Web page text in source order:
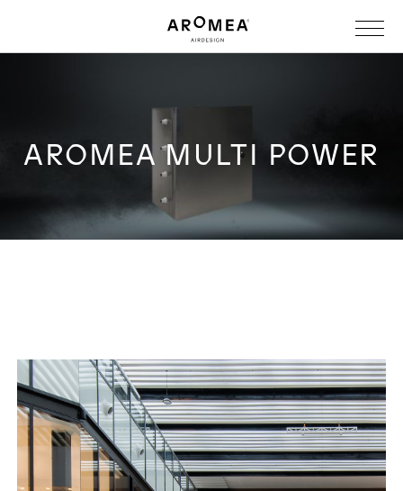
AROMEA MULTI POWER